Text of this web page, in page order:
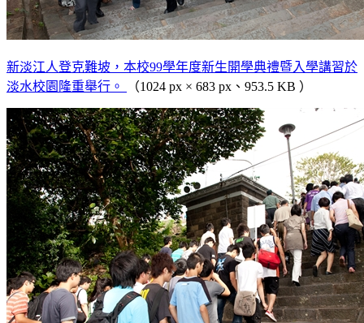
新淡江人登克難坡，本校99學年度新生開學典禮暨入學講習於
淡水校園隆重舉行。
（1024 px × 683 px、953.5 KB ）